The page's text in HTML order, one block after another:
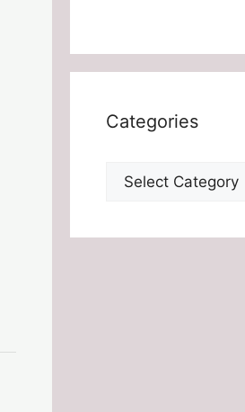
Categories
Categories